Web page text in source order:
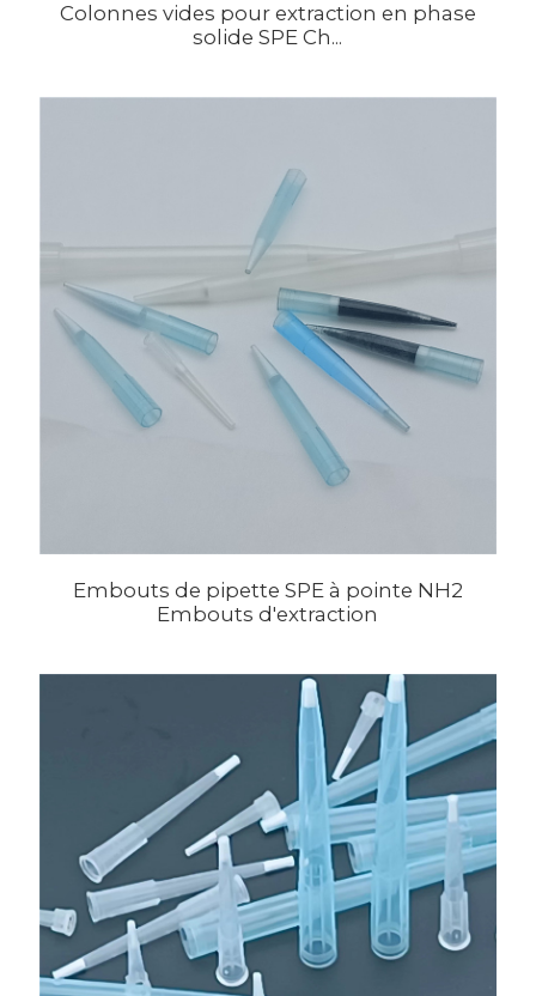
Colonnes vides pour extraction en phase
solide SPE Ch...
Embouts de pipette SPE à pointe NH2
Embouts d'extraction